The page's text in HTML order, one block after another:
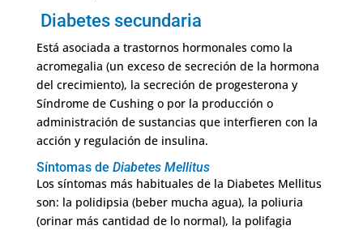
Diabetes secundaria
Está asociada a trastornos hormonales como la
acromegalia (un exceso de secreción de la hormona
del crecimiento), la secreción de progesterona y
Síndrome de Cushing o por la producción o
administración de sustancias que interfieren con la
acción y regulación de insulina.
Síntomas de Diabetes Mellitus
Los síntomas más habituales de la Diabetes Mellitus
son: la polidipsia (beber mucha agua), la poliuria
(orinar más cantidad de lo normal), la polifagia